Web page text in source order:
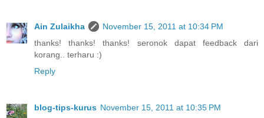
Ain Zulaikha
November 15, 2011 at 10:34 PM
thanks! thanks! thanks! seronok dapat feedback dari
korang.. terharu :)
Reply
blog-tips-kurus November 15, 2011 at 10:35 PM